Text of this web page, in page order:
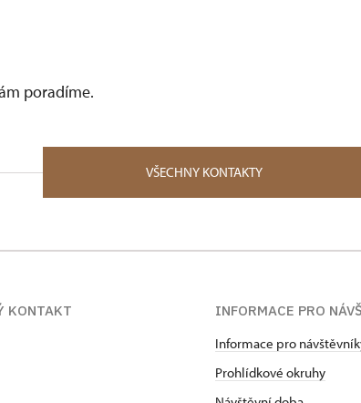
poradíme.
VŠECHNY KONTAKTY
KONTAKT
INFORMACE PRO
Informace pro
Prohlídkové okruhy